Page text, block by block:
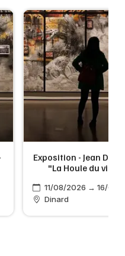
Exposition - Jean
"La Houle du
11/08/2026 → 16/08/
Dinard